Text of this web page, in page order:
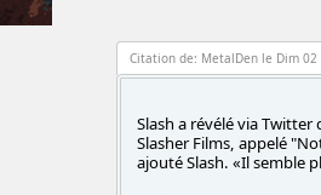
Citation de: MetalDen le Dim 02
Slash a révélé via
Slasher Films, appelé
ajouté Slash. «Il semble